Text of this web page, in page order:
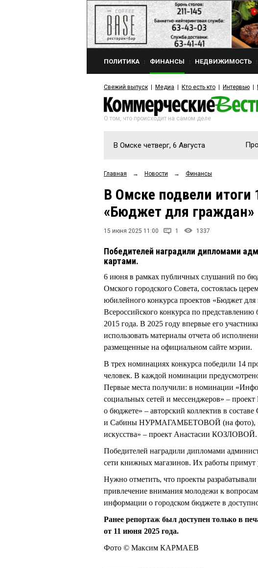
ПОЛИТИКА ФИНАНСЫ НЕДВИЖИМОСТЬ
Свежий выпуск Медиа Кто есть кто Интервью
О том, что происходит на самом деле
В Омске четверг, 6 Августа
Главная → Новости → Финансы
В Омске подвели итоги
«Бюджет для граждан»
15 июня 2025 11:00 1 1337
Победителей наградили дипломами
картами.
6 июня в рамках публичных слушаний по
Омского городского Совета, состоялась
юбилейного конкурса проектов «Бюджет
Всероссийского конкурса по
2015 года. В 2025 году впервые его
использовать материалы отчета об
размещенные на официальном сайте мэрии.
В трех номинациях конкурса победили 14
человек. В каждой номинации
Первые места получили: в номинации
социальных сетей и мессенджеров» –
о бюджете» – авторский коллектив в
и Сабины НУРМАГАМБЕТОВОЙ (на фото),
искусства» – проект Анастасии КОЗЛОВОЙ.
Победителей наградили дипломами
сети книжных магазинов. Их работы примут
Нужно отметить, что проекты
привлечение внимания молодежи к
информации о городском бюджете в
Ранее репортаж был доступен только в
от 11 июня 2025 года.
Фото © Максим КАРМАЕВ